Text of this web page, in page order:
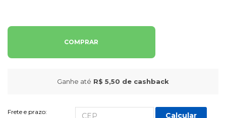
COMPRAR
Ganhe até R$ 5,50 de cashback
Frete e prazo: Calcular